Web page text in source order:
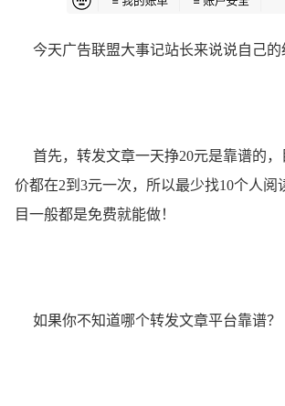
今天广告联盟大事记站长来说说自己的
首先，转发文章一天挣20元是靠谱的，
价都在2到3元一次，所以最少找10个人阅
目一般都是免费就能做！
如果你不知道哪个转发文章平台靠谱？